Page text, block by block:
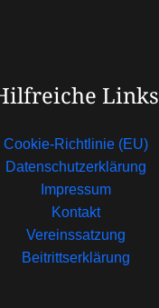
Links
Cookie-Richtlinie (EU)
Datenschutzerklärung
Impressum
Kontakt
Vereinssatzung
Beitrittserklärung